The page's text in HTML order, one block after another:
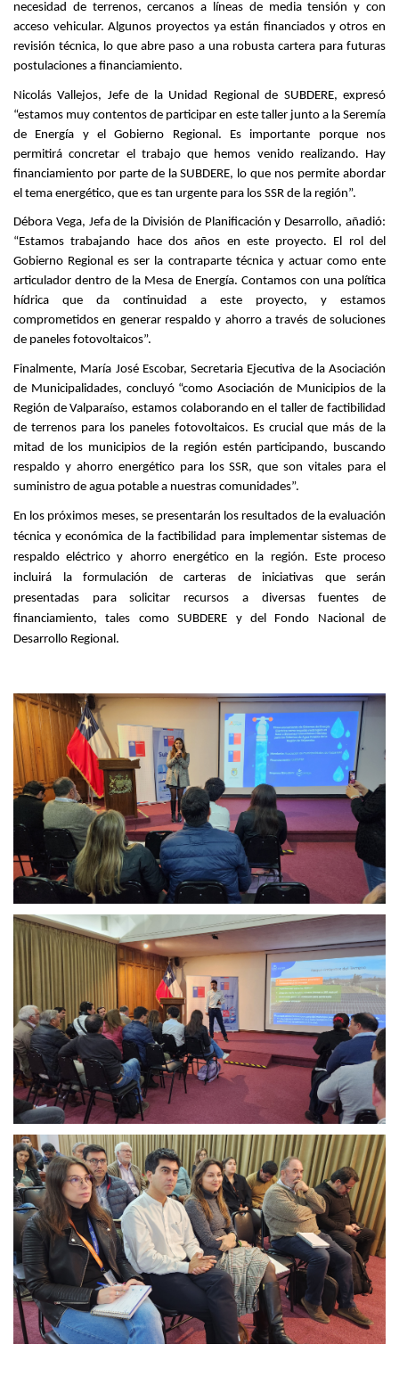
necesidad de terrenos, cercanos a líneas de media tensión y con
acceso vehicular. Algunos proyectos ya están financiados y otros en
revisión técnica, lo que abre paso a una robusta cartera para futuras
postulaciones a financiamiento.
Nicolás Vallejos, Jefe de la Unidad Regional de SUBDERE, expresó
“estamos muy contentos de participar en este taller junto a la Seremía
de Energía y el Gobierno Regional. Es importante porque nos
permitirá concretar el trabajo que hemos venido realizando. Hay
financiamiento por parte de la SUBDERE, lo que nos permite abordar
el tema energético, que es tan urgente para los SSR de la región”.
Débora Vega, Jefa de la División de Planificación y Desarrollo, añadió:
“Estamos trabajando hace dos años en este proyecto. El rol del
Gobierno Regional es ser la contraparte técnica y actuar como ente
articulador dentro de la Mesa de Energía. Contamos con una política
hídrica que da continuidad a este proyecto, y estamos
comprometidos en generar respaldo y ahorro a través de soluciones
de paneles fotovoltaicos”.
Finalmente, María José Escobar, Secretaria Ejecutiva de la Asociación
de Municipalidades, concluyó “como Asociación de Municipios de la
Región de Valparaíso, estamos colaborando en el taller de factibilidad
de terrenos para los paneles fotovoltaicos. Es crucial que más de la
mitad de los municipios de la región estén participando, buscando
respaldo y ahorro energético para los SSR, que son vitales para el
suministro de agua potable a nuestras comunidades”.
En los próximos meses, se presentarán los resultados de la evaluación
técnica y económica de la factibilidad para implementar sistemas de
respaldo eléctrico y ahorro energético en la región. Este proceso
incluirá la formulación de carteras de iniciativas que serán
presentadas para solicitar recursos a diversas fuentes de
financiamiento, tales como SUBDERE y del Fondo Nacional de
Desarrollo Regional.